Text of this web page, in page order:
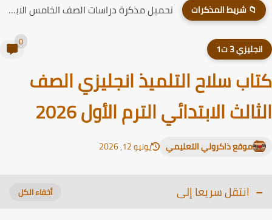
📁 شريط المذكرات تحميل مذكرة دراسات الصف الخامس الابتدائي الترم الاول 2026
3 ت1
سلاح التلميذ انجليزي الصف
الابتدائي الترم الأول 2026
موقع ذاكرولي التعليمي يونيو 12, 2026
انتقل سريعا إلى